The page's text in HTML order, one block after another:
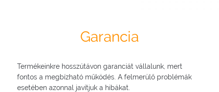
Garancia
Termékeinkre hosszútávon garanciát vállalunk, mert
fontos a megbízható működés. A felmerülő problémák
esetében azonnal javítjuk a hibákat.